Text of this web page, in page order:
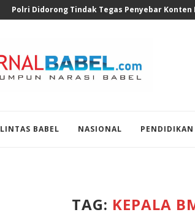
Soroti Temuan Senjata dan Narkotika di
LINTAS BABEL NASIONAL PENDIDIKAN
TAG: KEPALA